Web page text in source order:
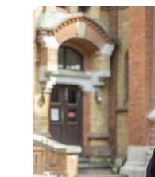
Image